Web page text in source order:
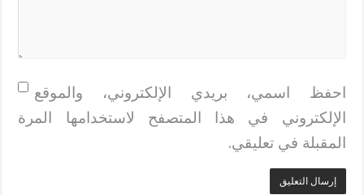
احفظ اسمي، بريدي الإلكتروني، والموقع
الإلكتروني في هذا المتصفح لاستخدامها المرة
المقبلة في تعليقي.